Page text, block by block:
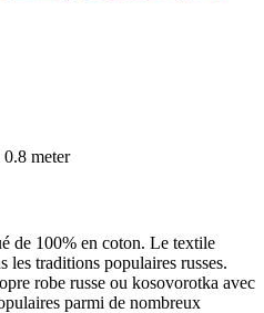
meter
de 100% en coton. Le textile
les traditions populaires russes.
robe russe ou kosovorotka avec
parmi de nombreux